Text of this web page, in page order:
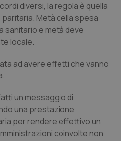
neurodegenerative
diversi, la regola è quella
Metà della spesa
sanitario e metà deve
locale.
ad avere effetti che vanno
un messaggio di
una prestazione
per rendere effettivo un
coinvolte non